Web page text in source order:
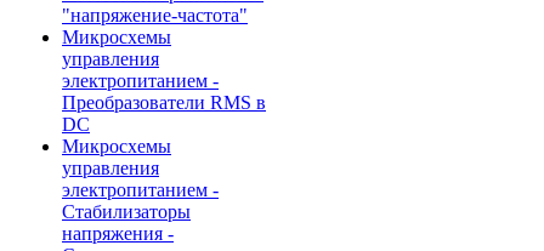
"напряжение-частота"
Микросхемы
управления
электропитанием -
Преобразователи RMS в
DC
Микросхемы
управления
электропитанием -
Стабилизаторы
напряжения -